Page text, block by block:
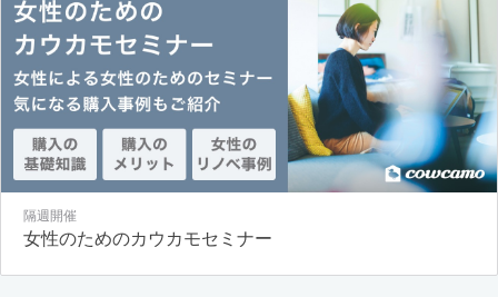
隔週開催
女性のためのカウカモセミナー